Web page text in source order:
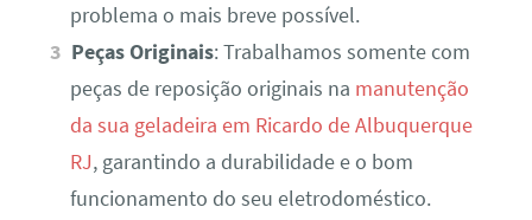
problema o mais breve possível.
Peças Originais: Trabalhamos somente com
peças de reposição originais na manutenção
da sua geladeira em Ricardo de Albuquerque
RJ, garantindo a durabilidade e o bom
funcionamento do seu eletrodoméstico.